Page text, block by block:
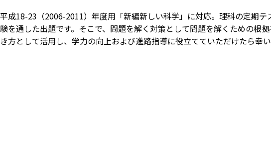
平成18-23（2006-2011）年度用「新編新しい科学」に対応。理科の定期
験を通した出題です。そこで、問題を解く対策として問題を解くための根
き方として活用し、学力の向上および進路指導に役立てていただけたら幸い